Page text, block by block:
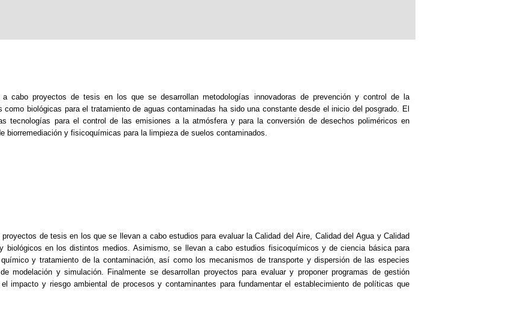
cabo proyectos de tesis en los que se desarrollan metodologías innovadoras de prevención y control de la
biológicas para el tratamiento de aguas contaminadas ha sido una constante desde el inicio del posgrado. El
tecnologías para el control de las emisiones a la atmósfera y para la conversión de desechos poliméricos en
y fisicoquímicas para la limpieza de suelos contaminados.
de tesis en los que se llevan a cabo estudios para evaluar la Calidad del Aire, Calidad del Agua y Calidad
biológicos en los distintos medios. Asimismo, se llevan a cabo estudios fisicoquímicos y de ciencia básica para
y tratamiento de la contaminación, así como los mecanismos de transporte y dispersión de las especies
modelación y simulación. Finalmente se desarrollan proyectos para evaluar y proponer programas de gestión
impacto y riesgo ambiental de procesos y contaminantes para fundamentar el establecimiento de políticas que